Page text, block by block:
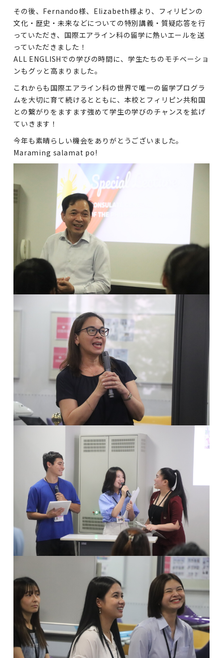
その後、Fernando様、Elizabeth様より、フィリピンの
文化・歴史・未来などについての特別講義・質疑応答を行
っていただき、国際エアライン科の留学に熱いエールを送
っていただきました！
ALL ENGLISHでの学びの時間に、学生たちのモチベーショ
ンもグッと高まりました。
これからも国際エアライン科の世界で唯一の留学プログラ
ムを大切に育て続けるとともに、本校とフィリピン共和国
との繋がりをますます強めて学生の学びのチャンスを拡げ
ていきます！
今年も素晴らしい機会をありがとうございました。
Maraming salamat po!